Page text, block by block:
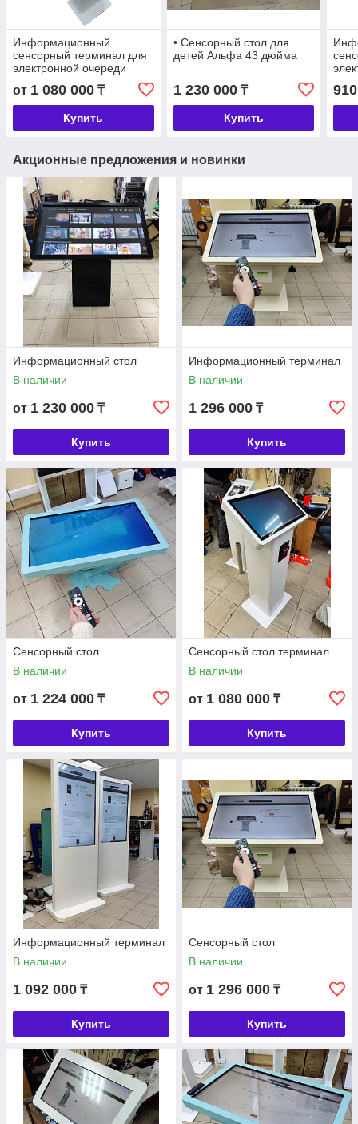
Информационный
сенсорный терминал для
электронной очереди
диагональю 22 дюйма
от 1 080 000 ₸
Купить
• Сенсорный стол для
детей Альфа 43 дюйма
1 230 000₸
Купить
Акционные предложения и новинки
Информационный стол
В наличии
от 1 230 000 ₸
Купить
Информационный терминал
В наличии
1 296 000 ₸
Купить
Сенсорный стол
В наличии
от 1 224 000 ₸
Купить
Сенсорный стол терминал
В наличии
от 1 080 000 ₸
Купить
Информационный терминал
В наличии
1 092 000 ₸
Купить
Сенсорный стол
В наличии
от 1 296 000 ₸
Купить